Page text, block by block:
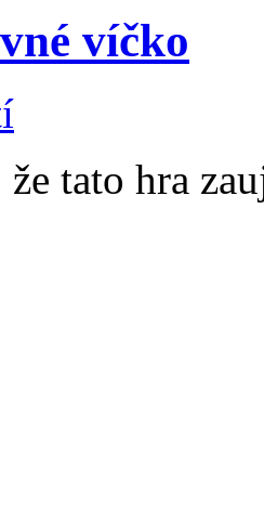
víčko
že tato hra